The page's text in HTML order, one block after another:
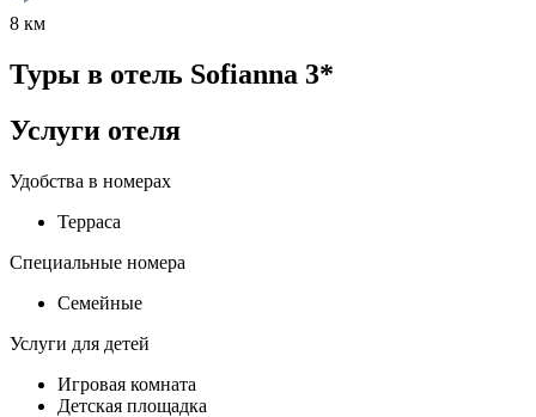
8 км
Туры в отель Sofianna 3*
Услуги отеля
Удобства в номерах
Терраса
Специальные номера
Семейные
Услуги для детей
Игровая комната
Детская площадка